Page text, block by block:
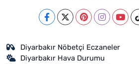
Diyarbakır Nöbetçi Eczaneler
Diyarbakır Hava Durumu